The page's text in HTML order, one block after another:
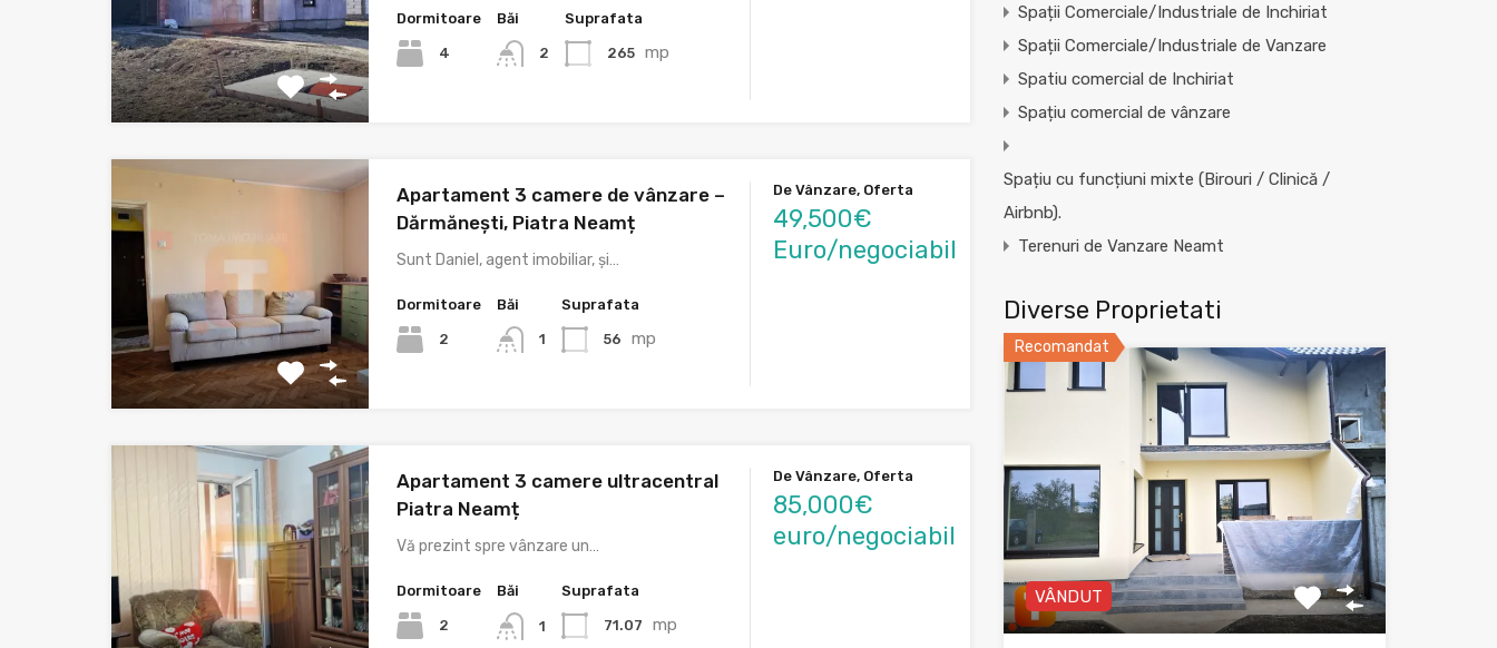
Dormitoare
4
Băi
2
Suprafata
265 mp
Apartament 3 camere de vânzare –
Dărmănești, Piatra Neamț
Sunt Daniel, agent imobiliar, și…
Dormitoare
2
Băi
1
Suprafata
56 mp
De Vânzare, Oferta
49,500€
Euro/negociabil
Apartament 3 camere ultracentral
Piatra Neamț
Vă prezint spre vânzare un…
Dormitoare
2
Băi
1
Suprafata
71.07 mp
De Vânzare, Oferta
85,000€
euro/negociabil
Spații Comerciale/Industriale de Inchiriat
Spații Comerciale/Industriale de Vanzare
Spatiu comercial de Inchiriat
Spațiu comercial de vânzare
Spațiu cu funcțiuni mixte (Birouri / Clinică /
Airbnb).
Terenuri de Vanzare Neamt
Diverse Proprietati
Recomandat
VÂNDUT